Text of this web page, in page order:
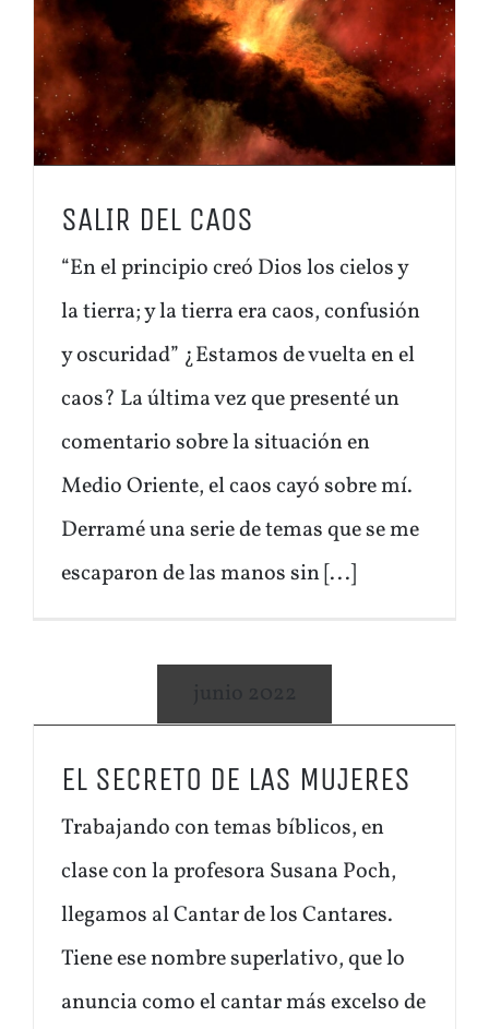
SALIR DEL CAOS
“En el principio creó Dios los cielos y
la tierra; y la tierra era caos, confusión
y oscuridad” ¿Estamos de vuelta en el
caos? La última vez que presenté un
comentario sobre la situación en
Medio Oriente, el caos cayó sobre mí.
Derramé una serie de temas que se me
escaparon de las manos sin [...]
EL SECRETO DE LAS MUJERES
Trabajando con temas bíblicos, en
clase con la profesora Susana Poch,
llegamos al Cantar de los Cantares.
Tiene ese nombre superlativo, que lo
anuncia como el cantar más excelso de